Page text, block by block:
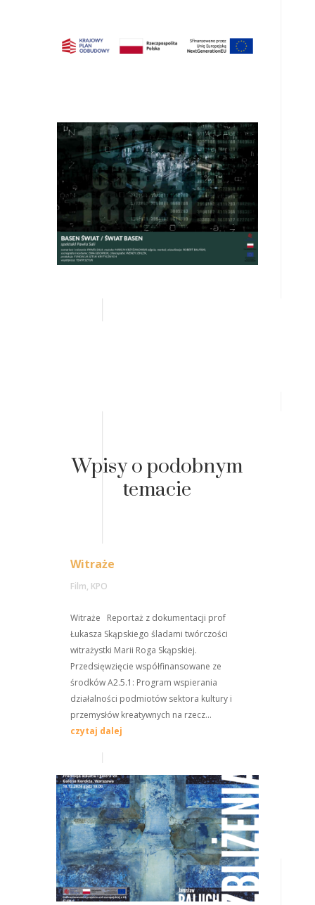
Wpisy o podobnym
temacie
Witraże
Film, KPO
Witraże Reportaż z dokumentacji prof
Łukasza Skąpskiego śladami twórczości
witrażystki Marii Roga Skąpskiej.
Przedsięwzięcie współfinansowane ze
środków A2.5.1: Program wspierania
działalności podmiotów sektora kultury i
przemysłów kreatywnych na rzecz...
czytaj dalej